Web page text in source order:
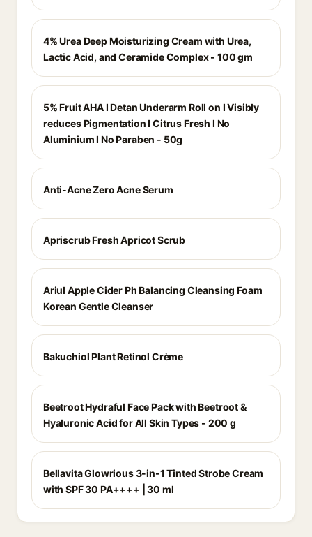
4% Urea Deep Moisturizing Cream with Urea,
Lactic Acid, and Ceramide Complex - 100 gm
5% Fruit AHA I Detan Underarm Roll on I Visibly
reduces Pigmentation I Citrus Fresh I No
Aluminium I No Paraben - 50g
Anti-Acne Zero Acne Serum
Apriscrub Fresh Apricot Scrub
Ariul Apple Cider Ph Balancing Cleansing Foam
Korean Gentle Cleanser
Bakuchiol Plant Retinol Crème
Beetroot Hydraful Face Pack with Beetroot &
Hyaluronic Acid for All Skin Types - 200 g
Bellavita Glowrious 3-in-1 Tinted Strobe Cream
with SPF 30 PA++++ | 30 ml